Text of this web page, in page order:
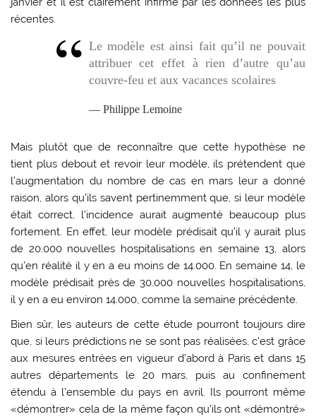
récentes.
Le modèle est ainsi fait qu’il ne pouvait
attribuer cet effet à rien d’autre qu’au
couvre-feu et aux vacances scolaires
Philippe Lemoine
Mais plutôt que de reconnaître que cette hypothèse ne
tient plus debout et revoir leur modèle, ils prétendent que
l’augmentation du nombre de cas en mars leur a donné
raison, alors qu’ils savent pertinemment que, si leur modèle
était correct, l’incidence aurait augmenté beaucoup plus
fortement. En effet, leur modèle prédisait qu’il y aurait plus
de 20.000 nouvelles hospitalisations en semaine 13, alors
qu’en réalité il y en a eu moins de 14.000. En semaine 14, le
modèle prédisait près de 30.000 nouvelles hospitalisations,
il y en a eu environ 14.000, comme la semaine précédente.
Bien sûr, les auteurs de cette étude pourront toujours dire
que, si leurs prédictions ne se sont pas réalisées, c’est grâce
aux mesures entrées en vigueur d’abord à Paris et dans 15
autres départements le 20 mars, puis au confinement
étendu à l’ensemble du pays en avril. Ils pourront même
«démontrer» cela de la même façon qu’ils ont «démontré»